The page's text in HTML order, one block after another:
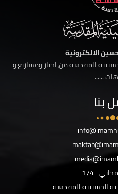
الالكترونية
المقدسة من اخبار ومشاريع و
......
بنا
174
الحسينية المقدسة